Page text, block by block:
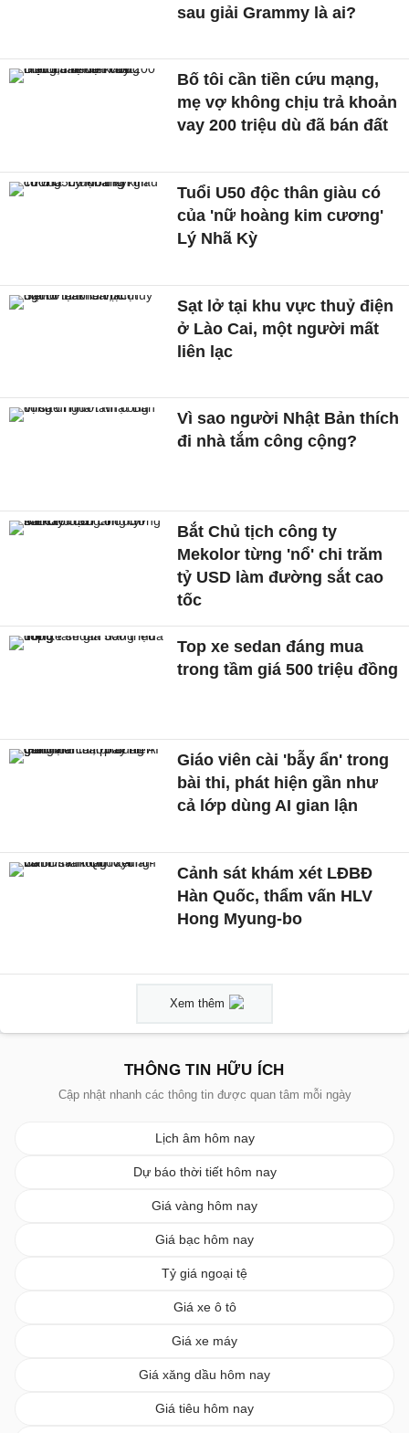
sau giải Grammy là ai?
Bố tôi cần tiền cứu mạng,
mẹ vợ không chịu trả khoản
vay 200 triệu dù đã bán đất
Tuổi U50 độc thân giàu có
của 'nữ hoàng kim cương'
Lý Nhã Kỳ
Sạt lở tại khu vực thuỷ điện
ở Lào Cai, một người mất
liên lạc
Vì sao người Nhật Bản thích
đi nhà tắm công cộng?
Bắt Chủ tịch công ty
Mekolor từng 'nổ' chi trăm
tỷ USD làm đường sắt cao
tốc
Top xe sedan đáng mua
trong tầm giá 500 triệu đồng
Giáo viên cài 'bẫy ẩn' trong
bài thi, phát hiện gần như
cả lớp dùng AI gian lận
Cảnh sát khám xét LĐBĐ
Hàn Quốc, thẩm vấn HLV
Hong Myung-bo
Xem thêm
THÔNG TIN HỮU ÍCH
Cập nhật nhanh các thông tin được quan tâm mỗi ngày
Lịch âm hôm nay
Dự báo thời tiết hôm nay
Giá vàng hôm nay
Giá bạc hôm nay
Tỷ giá ngoại tệ
Giá xe ô tô
Giá xe máy
Giá xăng dầu hôm nay
Giá tiêu hôm nay